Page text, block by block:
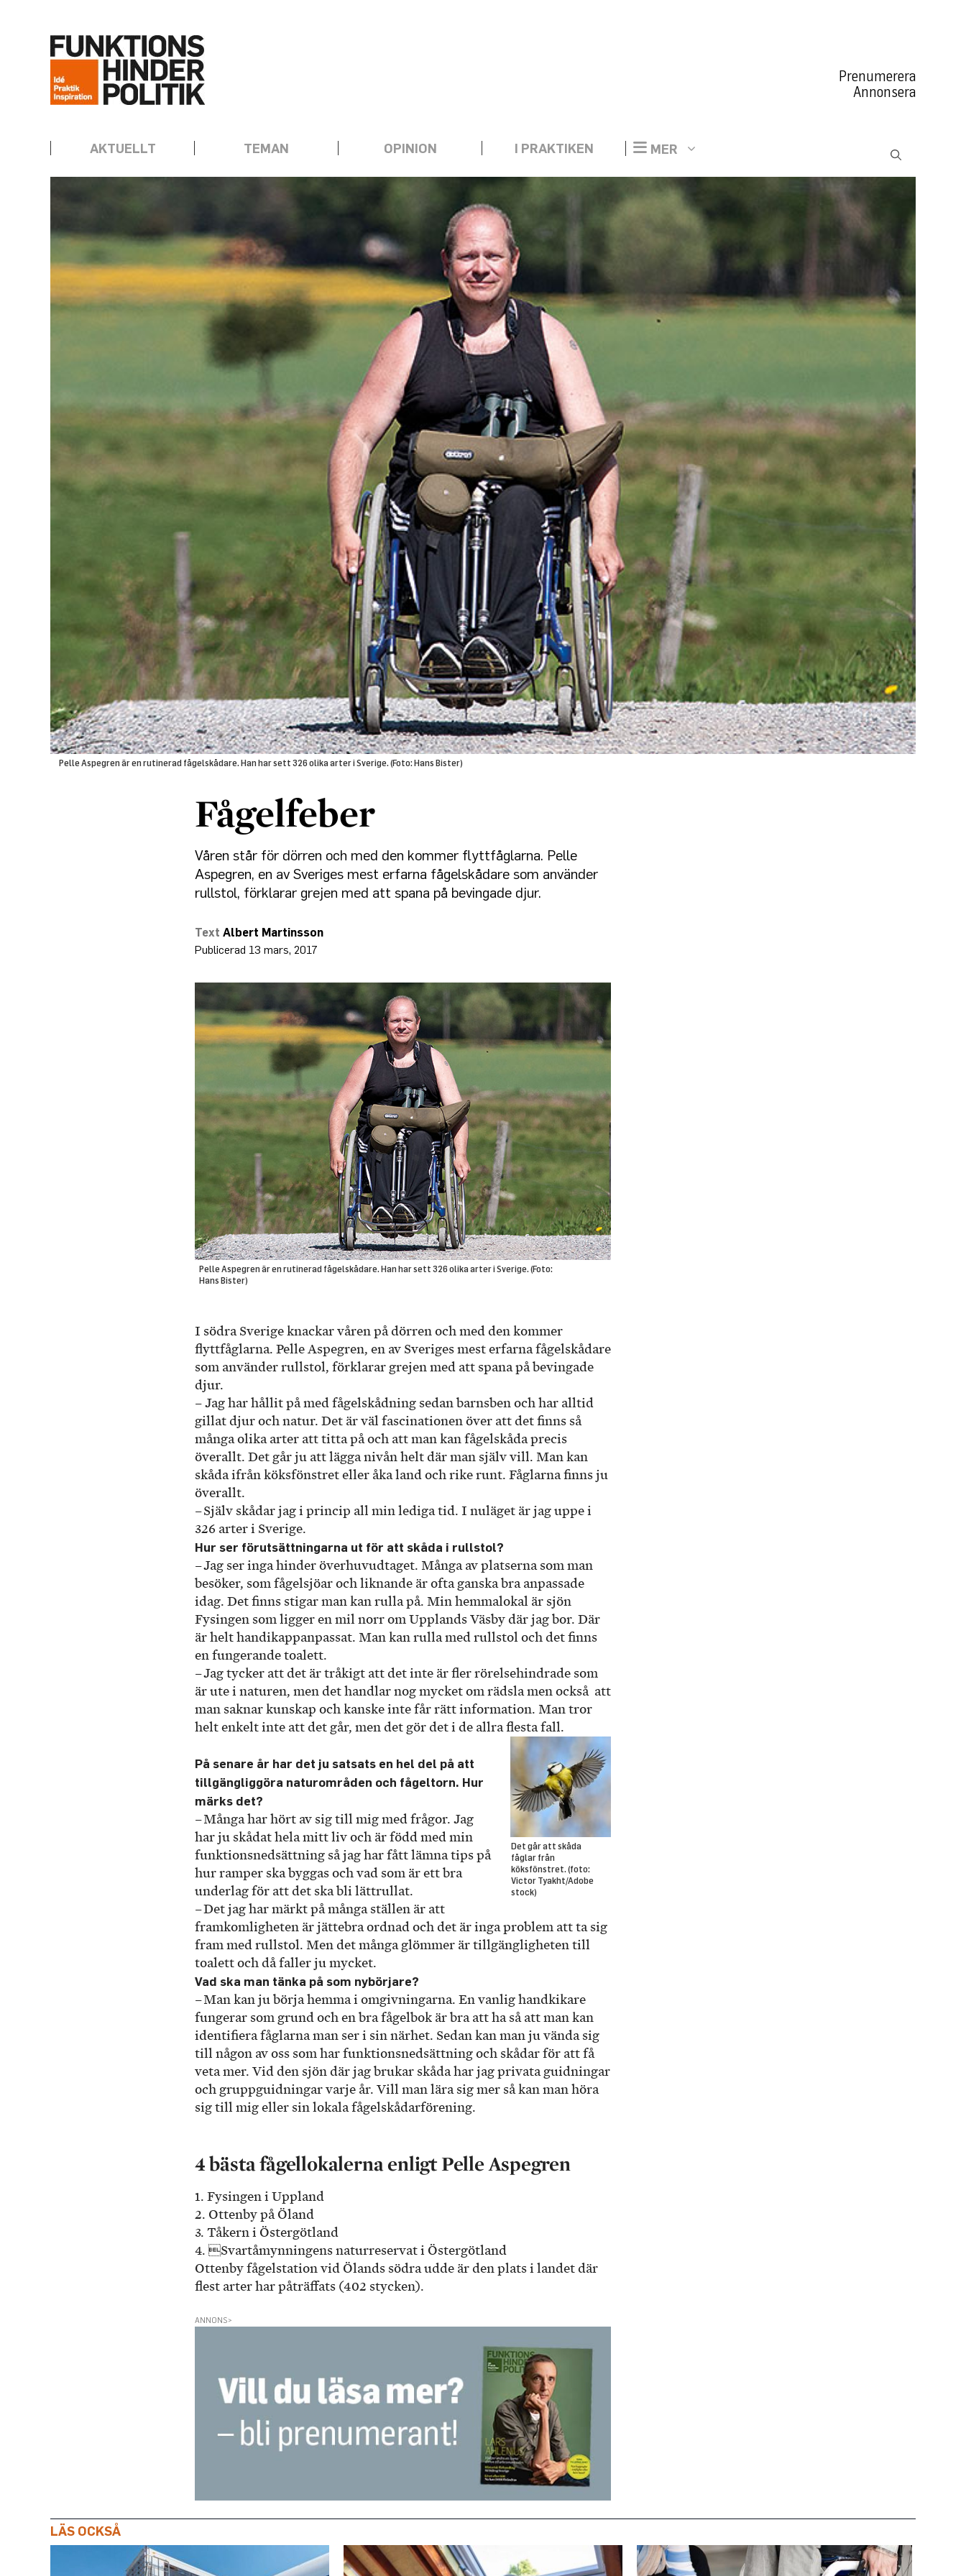
Prenumerera
Annonsera
AKTUELLT TEMAN OPINION I PRAKTIKEN MER
Pelle Aspegren är en rutinerad fågelskådare. Han har sett 326 olika arter i Sverige. (Foto: Hans Bister)
Fågelfeber
Våren står för dörren och med den kommer flyttfåglarna. Pelle
Aspegren, en av Sveriges mest erfarna fågelskådare som använder
rullstol, förklarar grejen med att spana på bevingade djur.
Albert Martinsson
13 mars, 2017
Pelle Aspegren är en rutinerad fågelskådare. Han har sett 326 olika arter i Sverige. (Foto:
Hans Bister)
I södra Sverige knackar våren på dörren och med den kommer
flyttfåglarna. Pelle Aspegren, en av Sveriges mest erfarna fågelskådare
som använder rullstol, förklarar grejen med att spana på bevingade
djur.
– Jag har hållit på med fågel­skådning sedan barnsben och har alltid
gillat djur och natur. Det är väl fascinationen över att det finns så
många olika arter att titta på och att man kan fågelskåda precis
överallt. Det går ju att lägga nivån helt där man själv vill. Man kan
skåda ifrån köksfönstret eller åka land och rike runt. Fåglarna finns ju
överallt.
– Själv skådar jag i princip all min lediga tid. I nuläget är jag uppe i
326 arter i Sverige.
Hur ser förutsättningarna ut för att skåda i rullstol?
– Jag ser inga hinder överhuvudtaget. Många av platserna som man
besöker, som fågelsjöar och liknande är ofta ganska bra anpassade
idag. Det finns stigar man kan rulla på. Min hemmalokal är sjön
Fysingen som ligger en mil norr om Upplands Väsby där jag bor. Där
är helt handikappanpassat. Man kan rulla med rullstol och det finns
en fungerande toalett.
– Jag tycker att det är tråkigt att det inte är fler rörelsehindrade som
är ute i naturen, men det handlar nog mycket om rädsla men också att
man saknar kunskap och kanske inte får rätt information. Man tror
helt enkelt inte att det går, men det gör det i de allra flesta fall.
Det går att skåda
fåglar från
köksfönstret. (foto:
Victor Tyakht/Adobe
stock)
På senare år har det ju satsats en hel del på att
tillgängliggöra naturområden och fågeltorn. Hur
märks det?
– Många har hört av sig till mig med frågor. Jag
har ju skådat hela mitt liv och är född med min
funktionsnedsättning så jag har fått lämna tips på
hur ramper ska byggas och vad som är ett bra
underlag för att det ska bli lättrullat.
– Det jag har märkt på många ställen är att
framkomligheten är jättebra ordnad och det är inga problem att ta sig
fram med rullstol. Men det många glömmer är tillgängligheten till
toalett och då faller ju mycket.
Vad ska man tänka på som nybörjare?
– Man kan ju börja hemma i omgivningarna. En vanlig handkikare
fungerar som grund och en bra fågelbok är bra att ha så att man kan
identifiera fåglarna man ser i sin närhet. Sedan kan man ju vända sig
till någon av oss som har funktionsnedsättning och skådar för att få
veta mer. Vid den sjön där jag brukar skåda har jag privata guidningar
och gruppguidningar varje år. Vill man lära sig mer så kan man höra
sig till mig eller sin lokala fågelskådarförening.
4 bästa fågellokalerna enligt Pelle Aspegren
1. Fysingen i Uppland
2. Ottenby på Öland
3. Tåkern i Östergötland
4. Svartåmynningens natur­reservat i Östergötland
Ottenby fågelstation vid Ölands södra udde är den plats i landet där
flest arter har påträffats (402 stycken).
ANNONS>
LÄS OCKSÅ